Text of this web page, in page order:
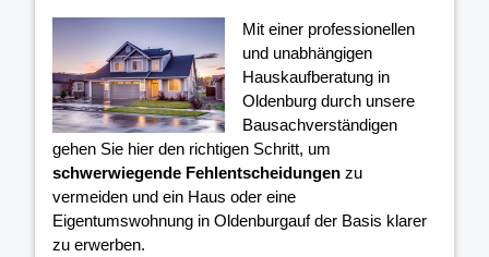
Mit einer professionellen
und unabhängigen
Hauskaufberatung in
Oldenburg durch unsere
Bausachverständigen
gehen Sie hier den richtigen Schritt, um
schwerwiegende Fehlentscheidungen zu
vermeiden und ein Haus oder eine
Eigentumswohnung in Oldenburgauf der Basis klarer
zu erwerben.